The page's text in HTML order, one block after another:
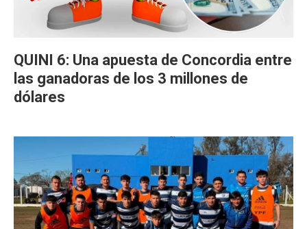
QUINI 6: Una apuesta de Concordia entre
las ganadoras de los 3 millones de
dólares